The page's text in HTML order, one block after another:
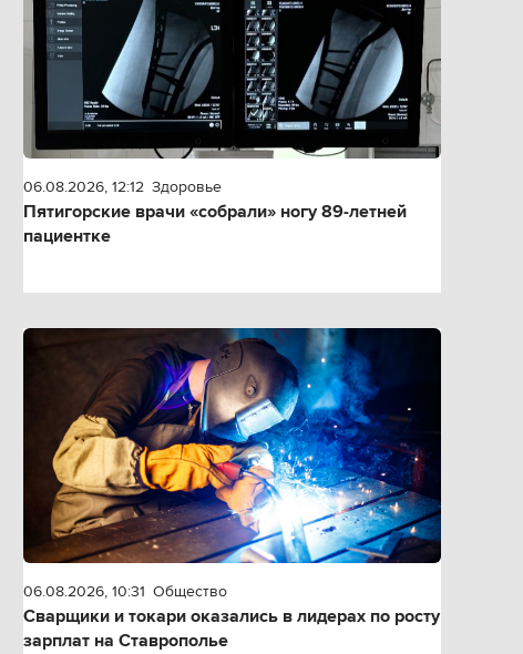
06.08.2026, 12:12 Здоровье
Пятигорские врачи «собрали» ногу 89-летней
пациентке
06.08.2026, 10:31 Общество
Сварщики и токари оказались в лидерах по росту
зарплат на Ставрополье